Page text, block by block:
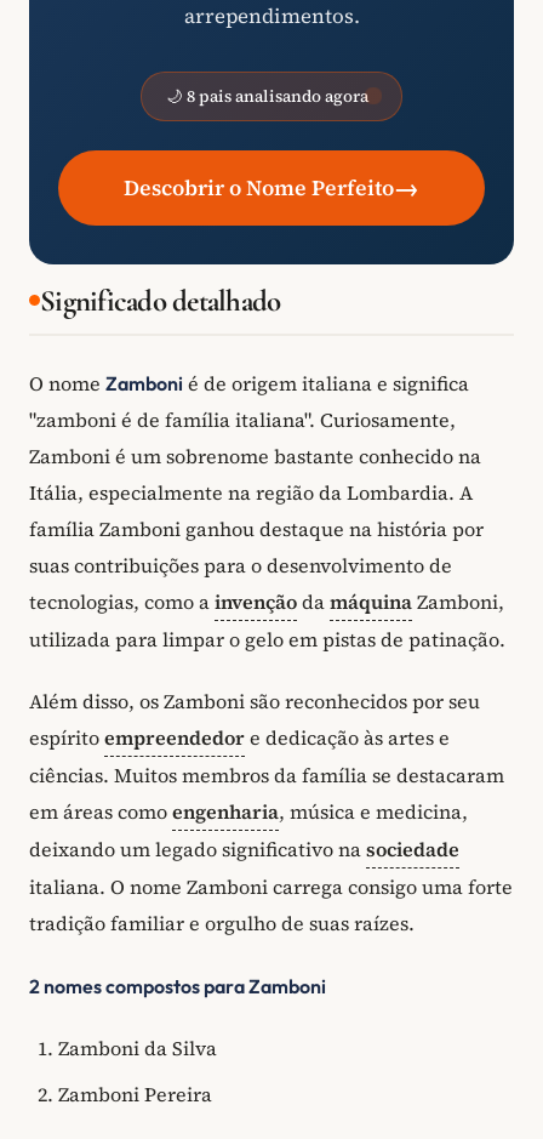
arrependimentos.
🌙 8 pais analisando agora
Descobrir o Nome Perfeito→
Significado detalhado
O nome Zamboni é de origem italiana e significa
"zamboni é de família italiana". Curiosamente,
Zamboni é um sobrenome bastante conhecido na
Itália, especialmente na região da Lombardia. A
família Zamboni ganhou destaque na história por
suas contribuições para o desenvolvimento de
tecnologias, como ainvençãodamáquinaZamboni,
utilizada para limpar o gelo em pistas de patinação.
Além disso, os Zamboni são reconhecidos por seu
espíritoempreendedore dedicação às artes e
ciências. Muitos membros da família se destacaram
em áreas comoengenharia, música e medicina,
deixando um legado significativo nasociedade
italiana. O nome Zamboni carrega consigo uma forte
tradição familiar e orgulho de suas raízes.
2 nomes compostos para Zamboni
Zamboni da Silva
Zamboni Pereira